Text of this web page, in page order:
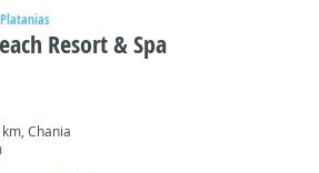
Platanias
Resort & Spa
Chania